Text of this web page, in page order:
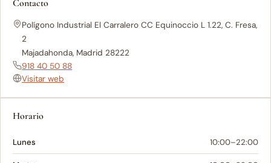
Contacto
Polígono Industrial El Carralero CC Equinoccio L 1.22, C. Fresa,
2
Majadahonda, Madrid 28222
918 40 50 88
Visitar web
Horario
Lunes 10:00–22:00